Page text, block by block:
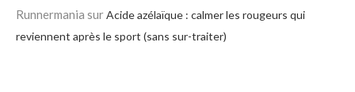
Runnermania surAcide azélaïque : calmer les rougeurs qui
reviennent après le sport (sans sur-traiter)